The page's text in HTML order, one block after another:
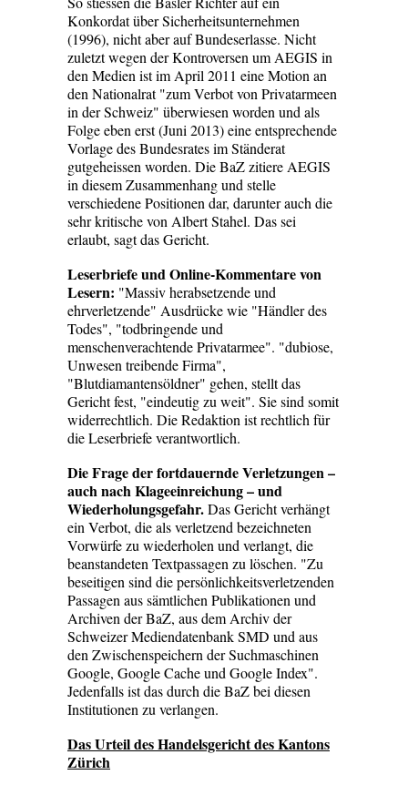
Konkordat über Sicherheitsunternehmen
(1996), nicht aber auf Bundeserlasse. Nicht
zuletzt wegen der Kontroversen um AEGIS in
den Medien ist im April 2011 eine Motion an
den Nationalrat "zum Verbot von Privatarmeen
in der Schweiz" überwiesen worden und als
Folge eben erst (Juni 2013) eine entsprechende
Vorlage des Bundesrates im Ständerat
gutgeheissen worden. Die BaZ zitiere AEGIS
in diesem Zusammenhang und stelle
verschiedene Positionen dar, darunter auch die
sehr kritische von Albert Stahel. Das sei
erlaubt, sagt das Gericht.
Leserbriefe und Online-Kommentare von
Lesern: "Massiv herabsetzende und
ehrverletzende" Ausdrücke wie "Händler des
Todes", "todbringende und
menschenverachtende Privatarmee". "dubiose,
Unwesen treibende Firma",
"Blutdiamantensöldner" gehen, stellt das
Gericht fest, "eindeutig zu weit". Sie sind somit
widerrechtlich. Die Redaktion ist rechtlich für
die Leserbriefe verantwortlich.
Die Frage der fortdauernde Verletzungen –
auch nach Klageeinreichung – und
Wiederholungsgefahr.Das Gericht verhängt
ein Verbot, die als verletzend bezeichneten
Vorwürfe zu wiederholen und verlangt, die
beanstandeten Textpassagen zu löschen. "Zu
beseitigen sind die persönlichkeitsverletzenden
Passagen aus sämtlichen Publikationen und
Archiven der BaZ, aus dem Archiv der
Schweizer Mediendatenbank SMD und aus
den Zwischenspeichern der Suchmaschinen
Google, Google Cache und Google Index".
Jedenfalls ist das durch die BaZ bei diesen
Institutionen zu verlangen.
Das Urteil des Handelsgericht des Kantons
Zürich